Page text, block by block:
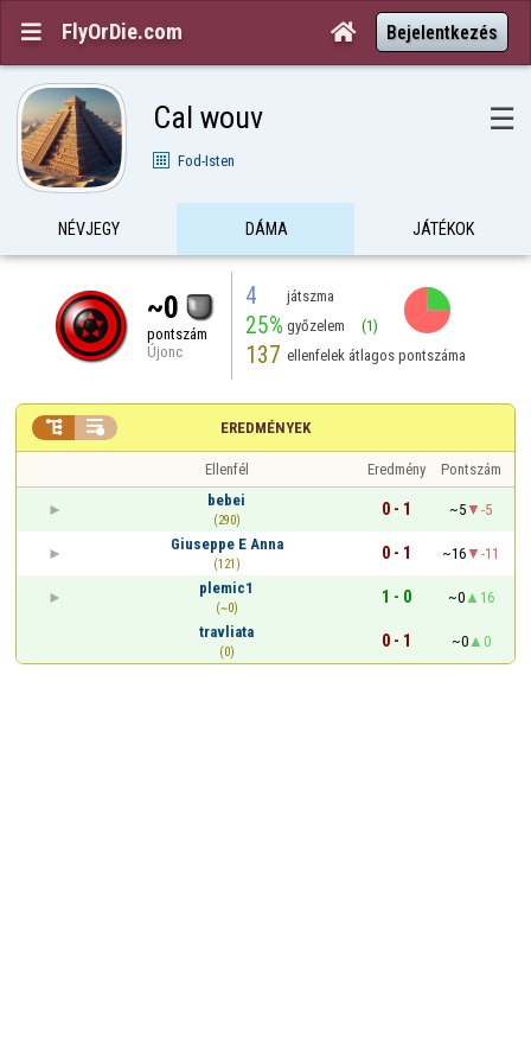
 FlyOrDie.com  Bejelentkezés
Cal wouv ☰
Fod-Isten
NÉVJEGY DÁMA JÁTÉKOK
~0
pontszám
Újonc
4 játszma
25% győzelem (1)
137 ellenfelek átlagos pontszáma
EREDMÉNYEK
 
Ellenfél Eredmény
Pontszám
bebei
(290)
0 - 1 ~5
-5
Giuseppe E Anna
(121)
0 - 1 ~16
-11
plemic1
(~0)
1 - 0 ~0
16
travliata
(0)
0 - 1 ~0 0